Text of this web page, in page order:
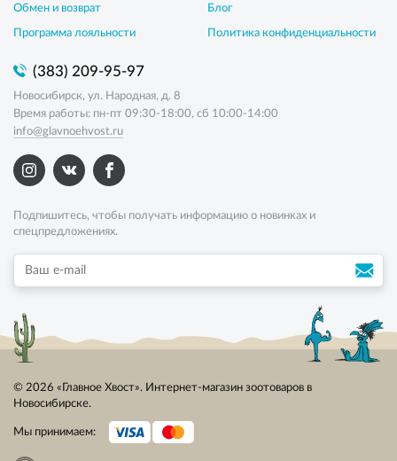
Обмен и возврат
Программа лояльности
Блог
Политика конфиденциальности
(383) 209-95-97
Новосибирск, ул. Народная, д. 8
Время работы: пн-пт 09:30-18:00, сб 10:00-14:00
info@glavnoehvost.ru
Подпишитесь, чтобы получать информацию о новинках и
спецпредложениях.
© 2026 «Главное Хвост». Интернет-магазин зоотоваров в
Новосибирске.
Мы принимаем: